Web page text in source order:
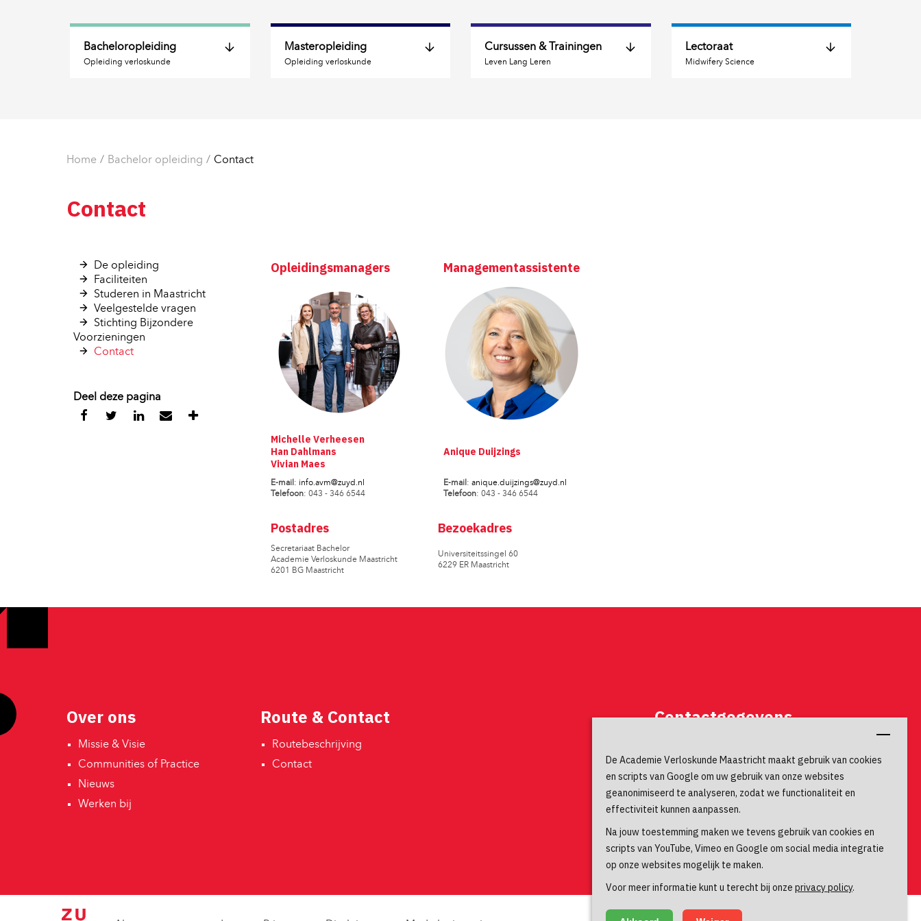
De Academie Verloskunde Maastricht maakt gebruik van cookies
en scripts van Google om uw gebruik van onze websites
geanonimiseerd te analyseren, zodat we functionaliteit en
effectiviteit kunnen aanpassen.
Na jouw toestemming maken we tevens gebruik van cookies en
scripts van YouTube, Vimeo en Google om social media integratie
op onze websites mogelijk te maken.
Voor meer informatie kunt u terecht bij onze privacy policy.
Bacheloropleiding
Opleiding verloskunde
Veelgestelde vragen
Voorzieningen
Masteropleiding
Opleiding verloskunde
Cursussen & Trainingen
Leven Lang Leren
Lectoraat
Midwifery Science
Home Bachelor opleiding Contact
Contact
De opleiding
Faciliteiten
Studeren in Maastricht
Veelgestelde vragen
Stichting Bijzondere
Voorzieningen
Contact
Deel deze pagina
Opleidingsmanagers Managementassistente
Michelle Verheesen
Han Dahlmans
Vivian Maes
Anique Duijzings
E-mail : info.avm@zuyd.nl
Telefoon: 043 - 346 6544
E-mail : anique.duijzings@zuyd.nl
Telefoon: 043 - 346 6544
Postadres Bezoekadres
Secretariaat Bachelor
Academie Verloskunde Maastricht
6201 BG Maastricht
Universiteitssingel 60
6229 ER Maastricht
Over ons
Missie & Visie
Communities of Practice
Nieuws
Werken bij
Route & Contact
Routebeschrijving
Contact
Contactgegevens
6229 ER, Maastricht